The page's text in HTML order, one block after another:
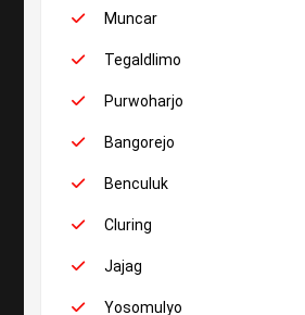
Muncar
Tegaldlimo
Purwoharjo
Bangorejo
Benculuk
Cluring
Jajag
Yosomulyo